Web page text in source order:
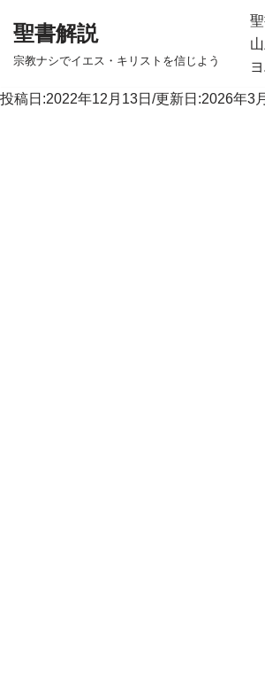
テ
聖書解説
宗教ナシでイエス・キリストを信じよう
投稿日:2022年12月13日/更新日:2026年3